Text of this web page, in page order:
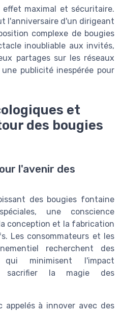
maximal et sécuritaire.
l'anniversaire d'un dirigeant
complexe de bougies
inoubliable aux invités,
partages sur les réseaux
publicité inespérée pour
et
des bougies
l'avenir des
des bougies fontaine
une conscience
conception et la fabrication
Les consommateurs et les
recherchent des
qui minimisent l'impact
sacrifier la magie des
à innover avec des